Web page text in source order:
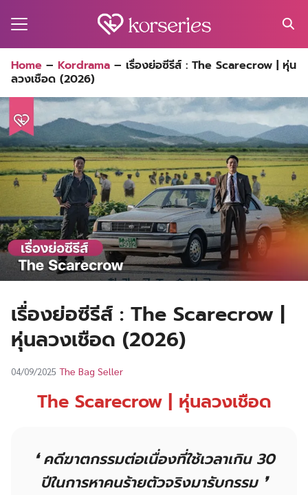
for:
Home – Kordrama – เรื่องย่อซีรีส์ : The Scarecrow | หุ่น
ลวงเชือด (2026)
เรื่องย่อซีรีส์ : The Scarecrow |
หุ่นลวงเชือด (2026)
04/09/2025 The Bag Seller
The Scarecrow | หุ่นลวงเชือด
❛ คดีฆาตกรรมต่อเนื่องที่ใช้เวลาเกิน 30
ปีในการหาคนร้ายตัวจริงมารับกรรม ❜